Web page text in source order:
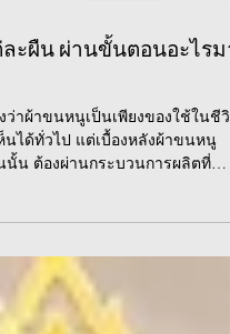
ะผืน ผ่านขั้นตอนอะไรมา
นได้ทั่วไป แต่เบื้องหลังผ้าขนหนู
น ต้องผ่านกระบวนการผลิตที่
จในทุกขั้นตอน ตั้งแต่การเลือกเส้น
ารกำหนดโครงสร้างของเนื้อผ้า